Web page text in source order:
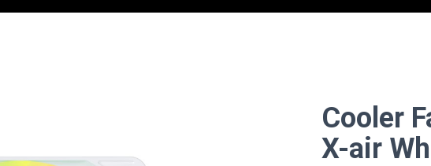
Cooler
X-air